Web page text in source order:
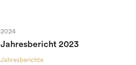
2024
Jahresbericht 2023
Jahresberichte